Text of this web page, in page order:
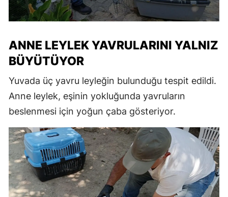
ANNE LEYLEK YAVRULARINI YALNIZ
BÜYÜTÜYOR
Yuvada üç yavru leyleğin bulunduğu tespit edildi.
Anne leylek, eşinin yokluğunda yavruların
beslenmesi için yoğun çaba gösteriyor.